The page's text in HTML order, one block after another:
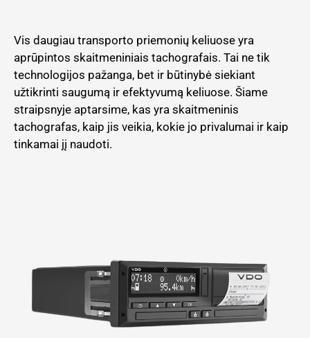
Vis daugiau transporto priemonių keliuose yra
aprūpintos skaitmeniniais tachografais. Tai ne tik
technologijos pažanga, bet ir būtinybė siekiant
užtikrinti saugumą ir efektyvumą keliuose. Šiame
straipsnyje aptarsime, kas yra skaitmeninis
tachografas, kaip jis veikia, kokie jo privalumai ir kaip
tinkamai jį naudoti.